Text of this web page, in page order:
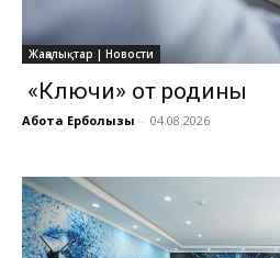
Жаңалықтар | Новости
«Ключи» от родины
Ақбота Ерболқызы - 04.08.2026